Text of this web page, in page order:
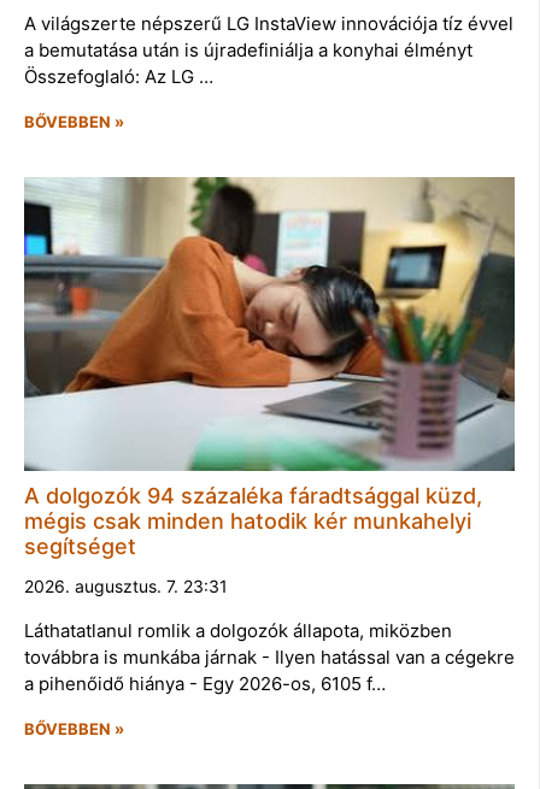
A világszerte népszerű LG InstaView innovációja tíz évvel
a bemutatása után is újradefiniálja a konyhai élményt
Összefoglaló: Az LG …
BŐVEBBEN »
A dolgozók 94 százaléka fáradtsággal küzd,
mégis csak minden hatodik kér munkahelyi
segítséget
2026. augusztus. 7. 23:31
Láthatatlanul romlik a dolgozók állapota, miközben
továbbra is munkába járnak - Ilyen hatással van a cégekre
a pihenőidő hiánya - Egy 2026-os, 6105 f…
BŐVEBBEN »